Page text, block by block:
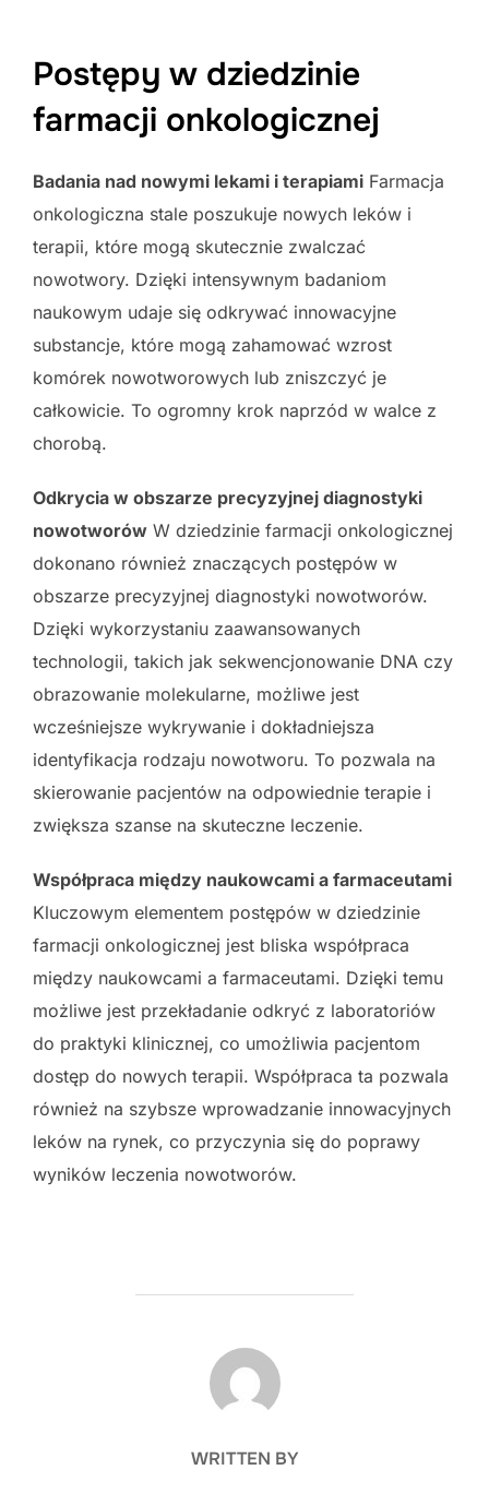
Postępy w dziedzinie
farmacji onkologicznej
Badania nad nowymi lekami i terapiami Farmacja
onkologiczna stale poszukuje nowych leków i
terapii, które mogą skutecznie zwalczać
nowotwory. Dzięki intensywnym badaniom
naukowym udaje się odkrywać innowacyjne
substancje, które mogą zahamować wzrost
komórek nowotworowych lub zniszczyć je
całkowicie. To ogromny krok naprzód w walce z
chorobą.
Odkrycia w obszarze precyzyjnej diagnostyki
nowotworów W dziedzinie farmacji onkologicznej
dokonano również znaczących postępów w
obszarze precyzyjnej diagnostyki nowotworów.
Dzięki wykorzystaniu zaawansowanych
technologii, takich jak sekwencjonowanie DNA czy
obrazowanie molekularne, możliwe jest
wcześniejsze wykrywanie i dokładniejsza
identyfikacja rodzaju nowotworu. To pozwala na
skierowanie pacjentów na odpowiednie terapie i
zwiększa szanse na skuteczne leczenie.
Współpraca między naukowcami a farmaceutami
Kluczowym elementem postępów w dziedzinie
farmacji onkologicznej jest bliska współpraca
między naukowcami a farmaceutami. Dzięki temu
możliwe jest przekładanie odkryć z laboratoriów
do praktyki klinicznej, co umożliwia pacjentom
dostęp do nowych terapii. Współpraca ta pozwala
również na szybsze wprowadzanie innowacyjnych
leków na rynek, co przyczynia się do poprawy
wyników leczenia nowotworów.
POST AUTHOR
WRITTEN BY